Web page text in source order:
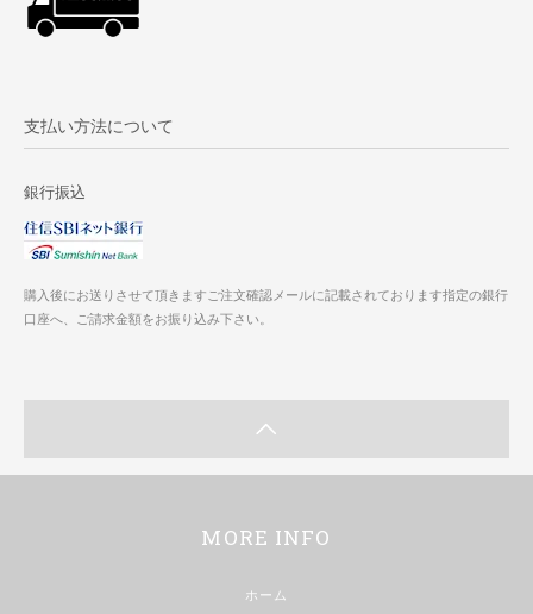
支払い方法について
銀行振込
購入後にお送りさせて頂きますご注文確認メールに記載されております指定の銀行
口座へ、ご請求金額をお振り込み下さい。
MORE INFO
ホーム